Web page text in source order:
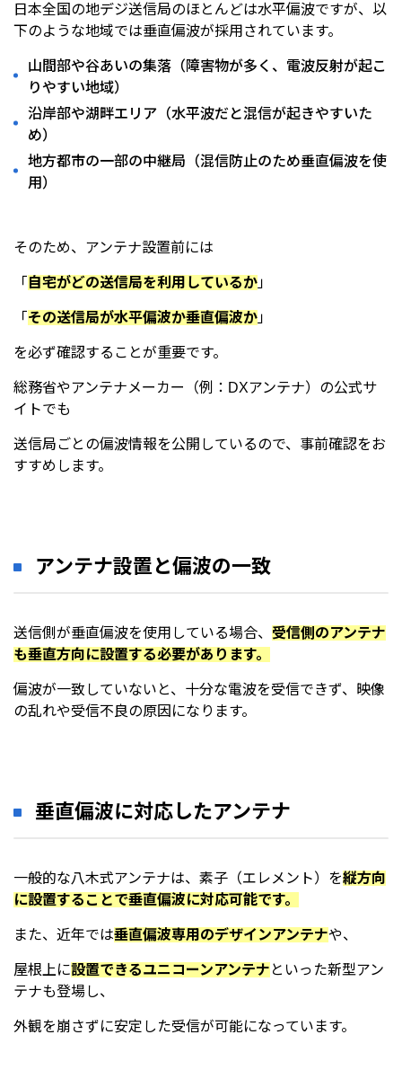
日本全国の地デジ送信局のほとんどは水平偏波ですが、以
下のような地域では垂直偏波が採用されています。
山間部や谷あいの集落（障害物が多く、電波反射が起こ
りやすい地域）
沿岸部や湖畔エリア（水平波だと混信が起きやすいた
め）
地方都市の一部の中継局（混信防止のため垂直偏波を使
用）
そのため、アンテナ設置前には
「 自宅がどの送信局を利用しているか 」
「 その送信局が水平偏波か垂直偏波か 」
を必ず確認することが重要です。
総務省やアンテナメーカー（例：DXアンテナ）の公式サ
イトでも
送信局ごとの偏波情報を公開しているので、事前確認をお
すすめします。
アンテナ設置と偏波の一致
送信側が垂直偏波を使用している場合、 受信側のアンテナ
も垂直方向に設置する必要があります。
偏波が一致していないと、十分な電波を受信できず、映像
の乱れや受信不良の原因になります。
垂直偏波に対応したアンテナ
一般的な八木式アンテナは、素子（エレメント）を縦方向
に設置することで垂直偏波に対応可能です。
また、近年では垂直偏波専用のデザインアンテナや、
屋根上に設置できるユニコーンアンテナ といった新型アン
テナも登場し、
外観を崩さずに安定した受信が可能になっています。